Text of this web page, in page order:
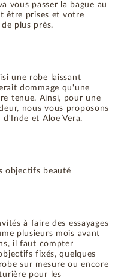
vous passer la bague au
être prises et votre
plus près.
une robe laissant
dommage qu'une
tenue. Ainsi, pour une
nous vous proposons
et Aloe Vera.
objectifs beauté
à faire des essayages
plusieurs mois avant
il faut compter
fixés, quelques
sur mesure ou encore
pour les